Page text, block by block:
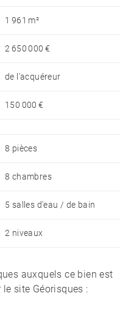
pool house.
1 961 m²
2 650 000 €
de l'acquéreur
150 000 €
8 pièces
8 chambres
5 salles d'eau / de bain
2 niveaux
auxquels ce bien est
site Géorisques :